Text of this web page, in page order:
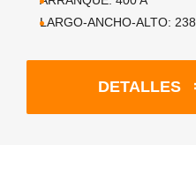
LARGO-ANCHO-ALTO:
DETALLES